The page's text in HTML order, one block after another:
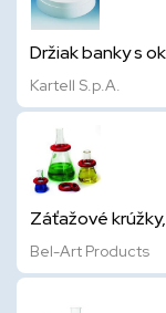
Držiak banky s
Kartell S.p.A.
Záťažové
Bel-Art Products